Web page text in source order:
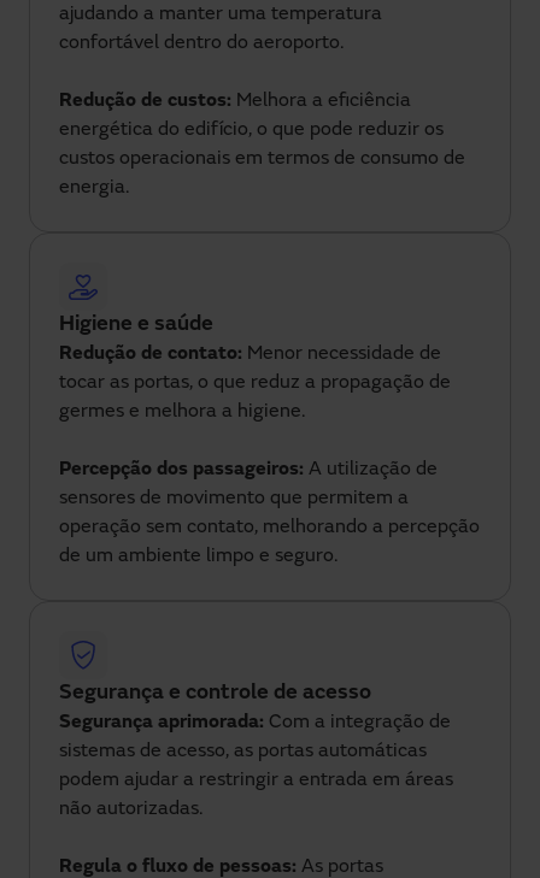
ajudando a manter uma temperatura
confortável dentro do aeroporto.
Redução de custos: Melhora a eficiência
energética do edifício, o que pode reduzir os
custos operacionais em termos de consumo de
energia.
Higiene e saúde
Redução de contato: Menor necessidade de
tocar as portas, o que reduz a propagação de
germes e melhora a higiene.
Percepção dos passageiros: A utilização de
sensores de movimento que permitem a
operação sem contato, melhorando a percepção
de um ambiente limpo e seguro.
Segurança e controle de acesso
Segurança aprimorada: Com a integração de
sistemas de acesso, as portas automáticas
podem ajudar a restringir a entrada em áreas
não autorizadas.
Regula o fluxo de pessoas: As portas